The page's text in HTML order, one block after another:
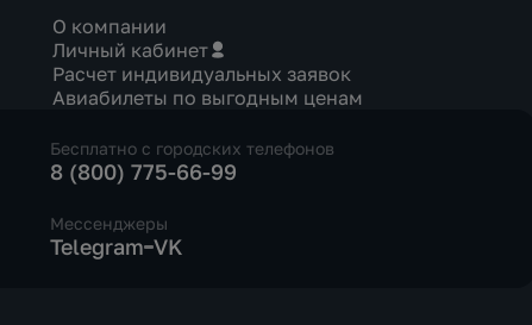
О компании
Личный кабинет
Расчет индивидуальных заявок
Авиабилеты по выгодным ценам
Бесплатно с городских телефонов
8 (800) 775-66-99
Мессенджеры
Telegram VK